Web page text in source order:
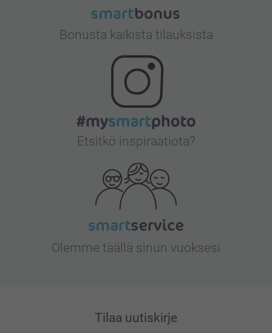
Bonusta kaikista tilauksista
Etsitkö inspiraatiota?
Olemme täällä sinun vuoksesi
Tilaa uutiskirje